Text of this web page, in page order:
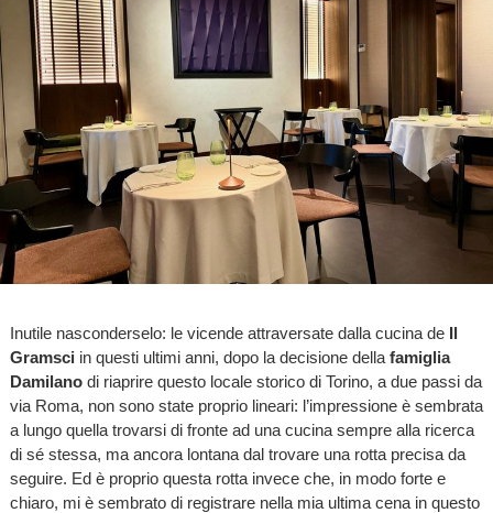
Inutile nasconderselo: le vicende attraversate dalla cucina de Il
Gramsci in questi ultimi anni, dopo la decisione della famiglia
Damilanodi riaprire questo locale storico di Torino, a due passi da
via Roma, non sono state proprio lineari: l’impressione è sembrata
a lungo quella trovarsi di fronte ad una cucina sempre alla ricerca
di sé stessa, ma ancora lontana dal trovare una rotta precisa da
seguire. Ed è proprio questa rotta invece che, in modo forte e
chiaro, mi è sembrato di registrare nella mia ultima cena in questo